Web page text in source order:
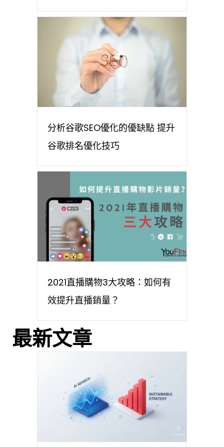
分析谷歌SEO優化的優缺點 提升
谷歌排名優化技巧
2021直播購物3大攻略：如何有
效提升直播銷量？
最新文章